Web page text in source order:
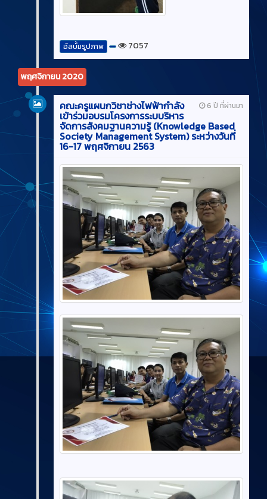
อัลบั้มรูปภาพ 7057
พฤศจิกายน 2020
6 ปี ที่ผ่านมา
คณะครูแผนกวิชาช่างไฟฟ้ากำลัง
เข้าร่วมอบรมโครงการระบบริหาร
จัดการสังคมฐานความรู้ (Knowledge Based
Society Management System) ระหว่างวันที่
16-17 พฤศจิกายน 2563